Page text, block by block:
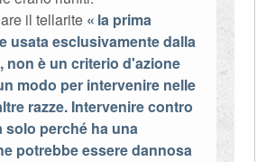
il tellarite
la prima
usata esclusivamente dalla
non è un criterio d'azione
modo per intervenire nelle
razze. Intervenire contro
solo perché ha una
potrebbe essere dannosa